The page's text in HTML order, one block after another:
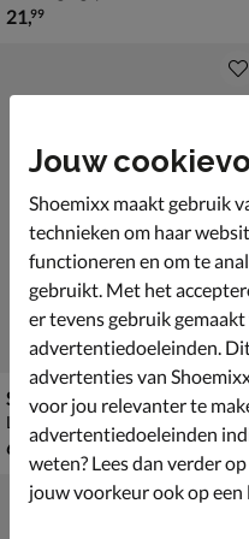
€ 21,99
21,99
Skechers Uno Gen 1
Lage sneakers - zilver
€ 69,99
69 ,99
Jouw
Shoemixx maakt gebruik
technieken om haar
functioneren en om te
gebruikt. Met het
er tevens gebruik
advertentiedoeleinden.
advertenties van
voor jou relevanter te
advertentiedoeleinden
weten? Lees dan verder
jouw voorkeur ook op